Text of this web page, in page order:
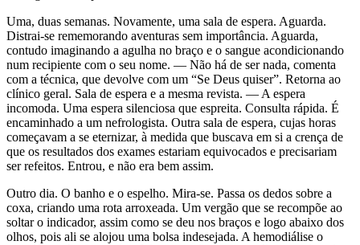
Uma, duas semanas. Novamente, uma sala de espera. Aguarda.
Distrai-se rememorando aventuras sem importância. Aguarda,
contudo imaginando a agulha no braço e o sangue acondicionando
num recipiente com o seu nome. — Não há de ser nada, comenta
com a técnica, que devolve com um “Se Deus quiser”. Retorna ao
clínico geral. Sala de espera e a mesma revista. — A espera
incomoda. Uma espera silenciosa que espreita. Consulta rápida. É
encaminhado a um nefrologista. Outra sala de espera, cujas horas
começavam a se eternizar, à medida que buscava em si a crença de
que os resultados dos exames estariam equivocados e precisariam
ser refeitos. Entrou, e não era bem assim.
Outro dia. O banho e o espelho. Mira-se. Passa os dedos sobre a
coxa, criando uma rota arroxeada. Um vergão que se recompõe ao
soltar o indicador, assim como se deu nos braços e logo abaixo dos
olhos, pois ali se alojou uma bolsa indesejada. A hemodiálise o